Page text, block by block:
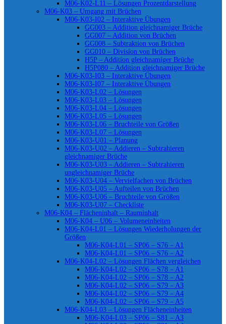
M06-K02-L11 – Lösungen Prozentdarstellung
M06-K03 – Umgang mit Brüchen
M06-K03-I02 – Interaktive Übungen
GG003 – Addition gleichnamiger Brüche
GG007 – Addition von Brüchen
GG008 – Subtraktion von Brüchen
GG010 – Division von Brüchen
H5P – Addition gleichnamiger Brüche
H5P080 – Addition gleichnamiger Brüche
M06-K03-I03 – Interaktive Übungen
M06-K03-I07 – Interaktive Übungen
M06-K03-L02 – Lösungen
M06-K03-L03 – Lösungen
M06-K03-L04 – Lösungen
M06-K03-L05 – Lösungen
M06-K03-L06 – Bruchteile von Größen
M06-K03-L07 – Lösungen
M06-K03-U01 – Planung
M06-K03-U02 – Addieren – Subtrahieren
gleichnamiger Brüche
M06-K03-U03 – Addieren – Subtrahieren
ungleichnamiger Brüche
M06-K03-U04 – Vervielfachen von Brüchen
M06-K03-U05 – Aufteilen von Brüchen
M06-K03-U06 – Bruchteile von Größen
M06-K03-U07 – Checkliste
M06-K04 – Flächeninhalt – Rauminhalt
M06-K04 – U06 – Volumeneinheiten
M06-K04-L01 – Lösungen Wiederholungen der
Größen
M06-K04-L01 – SP06 – S76 – A1
M06-K04-L01 – SP06 – S76 – A2
M06-K04-L02 – Lösungen Flächen vergleichen
M06-K04-L02 – SP06 – S78 – A1
M06-K04-L02 – SP06 – S78 – A2
M06-K04-L02 – SP06 – S79 – A3
M06-K04-L02 – SP06 – S79 – A4
M06-K04-L02 – SP06 – S79 – A5
M06-K04-L03 – Lösungen Flächeneinheiten
M06-K04-L03 – SP06 – S81 – A3